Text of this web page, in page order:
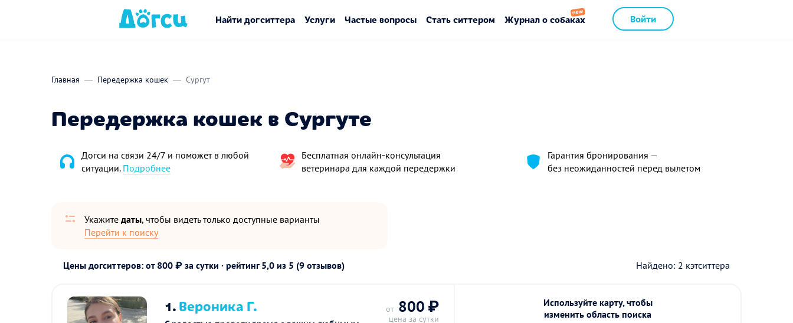
Войти
Найти догситтера Услуги Частые вопросы Стать ситтером Журнал о собаках
Главная Передержка кошек Сургут
Передержка кошек в Сургуте
Догси на связи 24/7 и поможет в любой
ситуации. Подробнее
Бесплатная онлайн‑консультация
ветеринара для каждой передержки
Гарантия бронирования —
без неожиданностей перед вылетом
Укажите даты, чтобы видеть только доступные варианты
Перейти к поиску
Цены догситтеров: от 800 ₽ за сутки · рейтинг 5,0 из 5 (9 отзывов) Найдено: 2 кэтситтера
1.Вероника Г. от 800 ₽
цена за сутки
Используйте карту, чтобы
изменить область поиска